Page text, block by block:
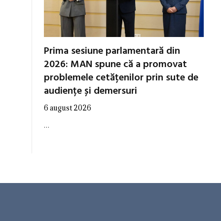
Prima sesiune parlamentară din
2026: MAN spune că a promovat
problemele cetățenilor prin sute de
audiențe și demersuri
6 august 2026
…